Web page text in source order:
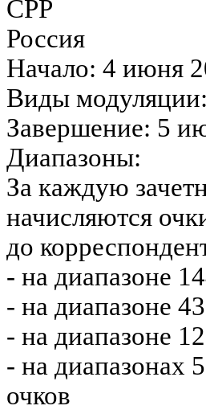
СРР
Россия
Начало: 4 июня
Виды
Завершение: 5
Диапазоны:
За каждую
начисляются
до
- на диапазоне
- на диапазоне
- на диапазоне
- на диапазонах
очков